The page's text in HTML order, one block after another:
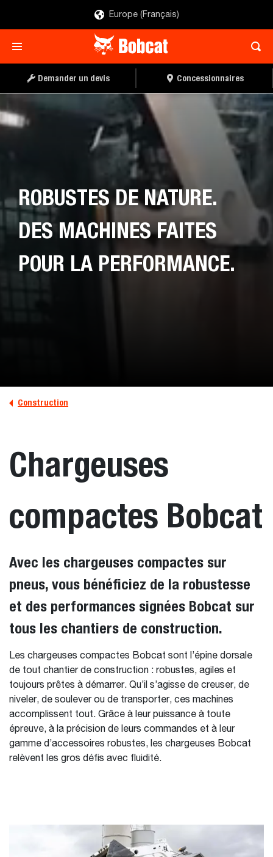
Europe (Français)
Demander un devis Concessionnaires
ROBUSTES DE NATURE.
DES MACHINES FAITES
POUR LA PERFORMANCE.
Construction
Chargeuses
compactes Bobcat
Avec les chargeuses compactes sur
pneus, vous bénéficiez de la robustesse
et des performances signées Bobcat sur
tous les chantiers de construction.
Les chargeuses compactes Bobcat sont l’épine dorsale
de tout chantier de construction : robustes, agiles et
toujours prêtes à démarrer. Qu’il s’agisse de creuser, de
niveler, de soulever ou de transporter, ces machines
accomplissent tout. Grâce à leur puissance à toute
épreuve, à la précision de leurs commandes et à leur
gamme d’accessoires robustes, les chargeuses Bobcat
relèvent les gros défis avec fluidité.